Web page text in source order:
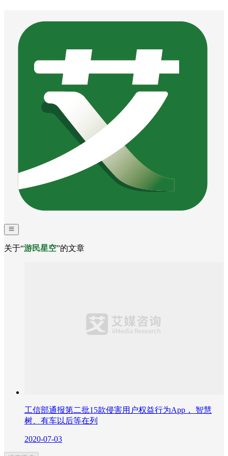
关于“游民星空”的文章
工信部通报第二批15款侵害用户权益行为App， 智慧
树、有车以后等在列
2020-07-03